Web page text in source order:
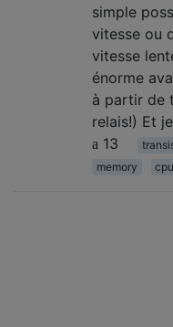
simple
vitesse ou
vitesse
énorme
à partir de
relais!) Et
13
memory
cpu